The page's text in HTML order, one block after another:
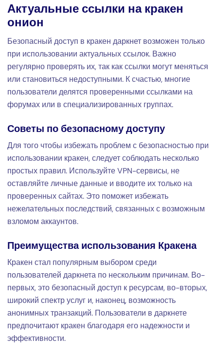
Актуальные ссылки на кракен
онион
Безопасный доступ в кракен даркнет возможен только
при использовании актуальных ссылок. Важно
регулярно проверять их, так как ссылки могут меняться
или становиться недоступными. К счастью, многие
пользователи делятся проверенными ссылками на
форумах или в специализированных группах.
Советы по безопасному доступу
Для того чтобы избежать проблем с безопасностью при
использовании кракен, следует соблюдать несколько
простых правил. Используйте VPN-сервисы, не
оставляйте личные данные и вводите их только на
проверенных сайтах. Это поможет избежать
нежелательных последствий, связанных с возможным
взломом аккаунтов.
Преимущества использования Кракена
Кракен стал популярным выбором среди
пользователей даркнета по нескольким причинам. Во-
первых, это безопасный доступ к ресурсам, во-вторых,
широкий спектр услуг и, наконец, возможность
анонимных транзакций. Пользователи в даркнете
предпочитают кракен благодаря его надежности и
эффективности.